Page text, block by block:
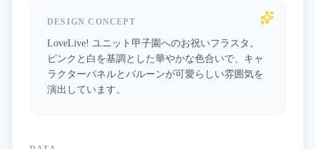
DESIGN CONCEPT
LoveLive! ユニット甲子園へのお祝いフラスタ。
ピンクと白を基調とした華やかな色合いで、キャ
ラクターパネルとバルーンが可愛らしい雰囲気を
演出しています。